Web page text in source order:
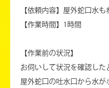
【依頼内容】屋外蛇口水も
【作業時間】1時間
【作業前の状況】
お伺いして状況を確認した
屋外蛇口の吐水口から水